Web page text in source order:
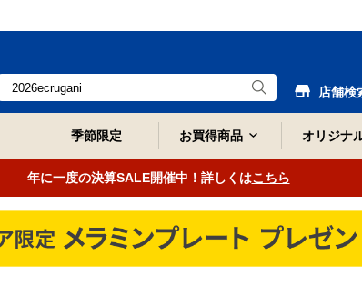
店舗検
季節限定 お買得商品 オリジナ
年に一度の決算SALE開催中！詳しくはこちら